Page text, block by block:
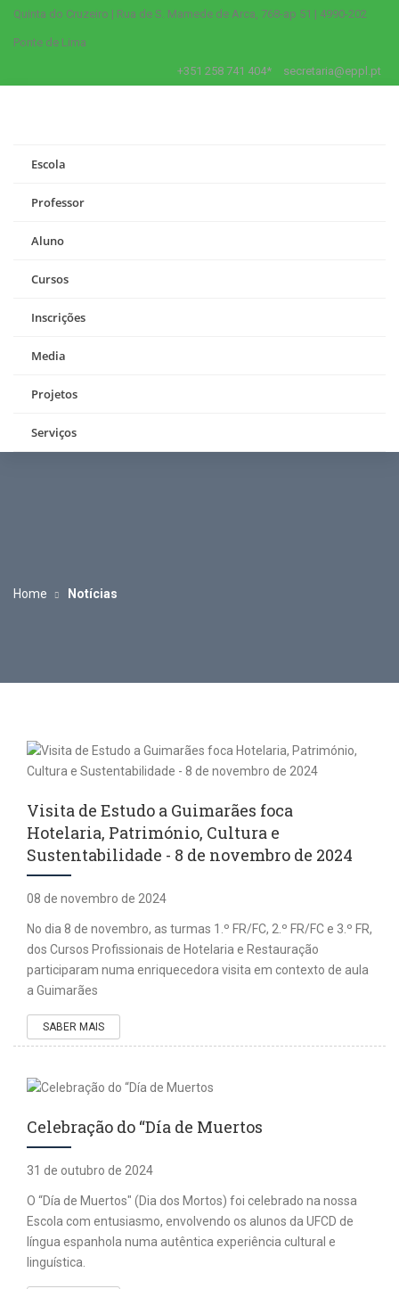
Quinta do Cruzeiro | Rua de S. Mamede de Arca, 768-ap 51 | 4990-202
Ponte de Lima
+351 258 741 404* secretaria@eppl.pt
Escola
Professor
Aluno
Cursos
Inscrições
Media
Projetos
Serviços
Home Notícias
Visita de Estudo a Guimarães foca
Hotelaria, Património, Cultura e
Sustentabilidade - 8 de novembro de 2024
08 de novembro de 2024
No dia 8 de novembro, as turmas 1.º FR/FC, 2.º FR/FC e 3.º FR,
dos Cursos Profissionais de Hotelaria e Restauração
participaram numa enriquecedora visita em contexto de aula
a Guimarães
SABER MAIS
Celebração do “Día de Muertos
31 de outubro de 2024
O “Día de Muertos" (Dia dos Mortos) foi celebrado na nossa
Escola com entusiasmo, envolvendo os alunos da UFCD de
língua espanhola numa autêntica experiência cultural e
linguística.